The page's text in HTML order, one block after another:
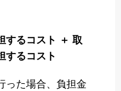
するコスト ＋ 取
するコスト
った場合、負担金